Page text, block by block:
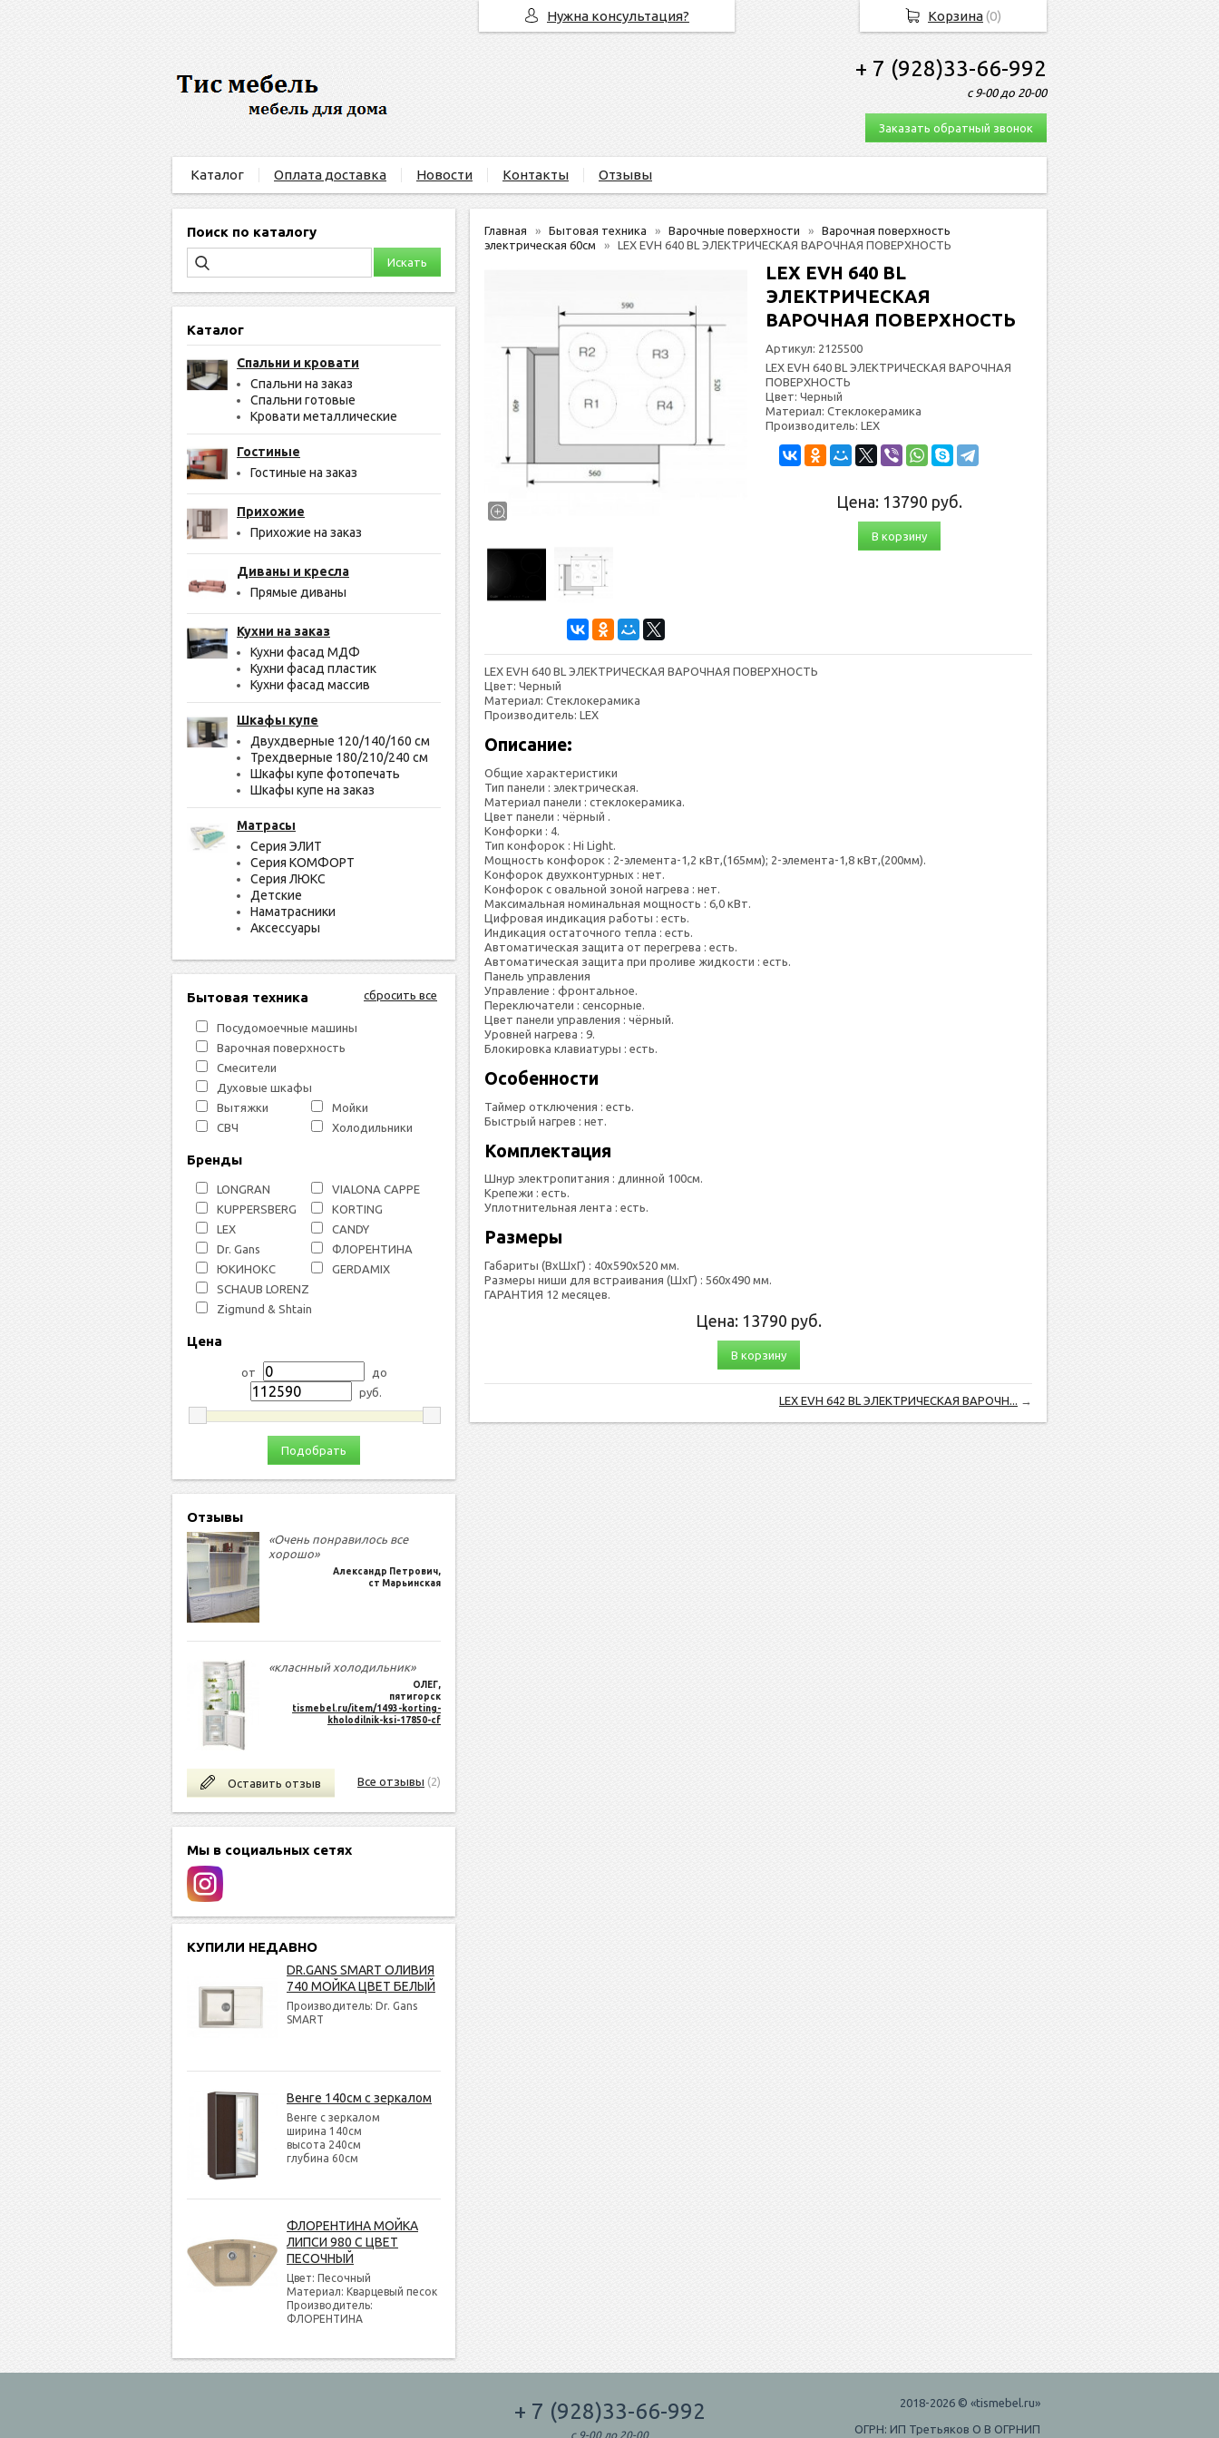
+ 7 (928)33-66-992
с 9-00 до 20-00
Заказать обратный звонок
Каталог Оплата доставка Новости Контакты Отзывы
Поиск по каталогу
Каталог
Спальни и кровати
Спальни на заказ
Спальни готовые
Кровати металлические
Гостиные
Гостиные на заказ
Прихожие
Прихожие на заказ
Диваны и кресла
Прямые диваны
Кухни на заказ
Кухни фасад МДФ
Кухни фасад пластик
Кухни фасад массив
Шкафы купе
Двухдверные 120/140/160 см
Трехдверные 180/210/240 см
Шкафы купе фотопечать
Шкафы купе на заказ
Матрасы
Серия ЭЛИТ
Серия КОМФОРТ
Серия ЛЮКС
Детские
Наматрасники
Аксессуары
сбросить все
Бытовая техника
Посудомоечные машины
Варочная поверхность
Смесители
Духовые шкафы
Вытяжки
Мойки
СВЧ
Холодильники
Бренды
LONGRAN
VIALONA CAPPE
KUPPERSBERG
KORTING
LEX
СANDY
Dr. Gans
ФЛОРЕНТИНА
ЮКИНОКС
GERDAMIX
SCHAUB LORENZ
Zigmund & Shtain
Цена
от
до
руб.
Подобрать
Отзывы
«Очень понравилось все
хорошо»
Александр Петрович,
ст Марьинская
«класнный холодильник»
ОЛЕГ,
пятигорск
tismebel.ru/item/1493-korting-
kholodilnik-ksi-17850-cf
Оставить отзыв Все отзывы (2)
Мы в социальных сетях
КУПИЛИ НЕДАВНО
DR.GANS SMART ОЛИВИЯ
740 МОЙКА ЦВЕТ БЕЛЫЙ
Производитель: Dr. Gans
SMART
Венге 140см с зеркалом
Венге с зеркалом
ширина 140см
высота 240см
глубина 60см
ФЛОРЕНТИНА МОЙКА
ЛИПСИ 980 С ЦВЕТ
ПЕСОЧНЫЙ
Цвет: Песочный
Материал: Кварцевый песок
Производитель:
ФЛОРЕНТИНА
Главная Бытовая техника Варочные поверхности
Варочная поверхность
электрическая 60см
LEX EVH 640 BL ЭЛЕКТРИЧЕСКАЯ ВАРОЧНАЯ ПОВЕРХНОСТЬ
LEX EVH 640 BL
ЭЛЕКТРИЧЕСКАЯ
ВАРОЧНАЯ ПОВЕРХНОСТЬ
Артикул: 2125500
LEX EVH 640 BL ЭЛЕКТРИЧЕСКАЯ ВАРОЧНАЯ
ПОВЕРХНОСТЬ
Цвет: Черный
Материал: Стеклокерамика
Производитель: LEX
Цена: 13790 руб.
В корзину
LEX EVH 640 BL ЭЛЕКТРИЧЕСКАЯ ВАРОЧНАЯ ПОВЕРХНОСТЬ
Цвет: Черный
Материал: Стеклокерамика
Производитель: LEX
Описание:
Общие характеристики
Тип панели : электрическая.
Материал панели : стеклокерамика.
Цвет панели : чёрный .
Конфорки : 4.
Тип конфорок : Hi Light.
Мощность конфорок : 2-элемента-1,2 кВт,(165мм); 2-элемента-1,8 кВт,(200мм).
Конфорок двухконтурных : нет.
Конфорок с овальной зоной нагрева : нет.
Максимальная номинальная мощность : 6,0 кВт.
Цифровая индикация работы : есть.
Индикация остаточного тепла : есть.
Автоматическая защита от перегрева : есть.
Автоматическая защита при проливе жидкости : есть.
Панель управления
Управление : фронтальное.
Переключатели : сенсорные.
Цвет панели управления : чёрный.
Уровней нагрева : 9.
Блокировка клавиатуры : есть.
Особенности
Таймер отключения : есть.
Быстрый нагрев : нет.
Комплектация
Шнур электропитания : длинной 100см.
Крепежи : есть.
Уплотнительная лента : есть.
Размеры
Габариты (ВхШхГ) : 40х590х520 мм.
Размеры ниши для встраивания (ШхГ) : 560х490 мм.
ГАРАНТИЯ 12 месяцев.
Цена: 13790 руб.
В корзину
LEX EVH 642 BL ЭЛЕКТРИЧЕСКАЯ ВАРОЧН... →
2018-2026 © «tismebel.ru»
ОГРН: ИП Третьяков О В ОГРНИП
+ 7 (928)33-66-992
с 9-00 до 20-00
Нужна консультация? Корзина(0)